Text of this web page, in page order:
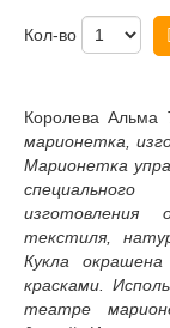
Кол-во
Королева Альма
марионетка,
Марионетка
изготовления
текстиля,
Кукла
красками.
театре